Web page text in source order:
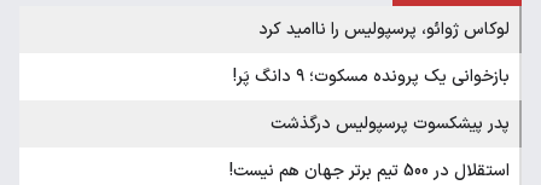
لوکاس ژوائو، پرسپولیس را ناامید کرد
بازخوانی یک پرونده مسکوت؛ ۹ دانگ پَر!
پدر پیشکسوت پرسپولیس درگذشت
استقلال در 500 تیم برتر جهان هم نیست!